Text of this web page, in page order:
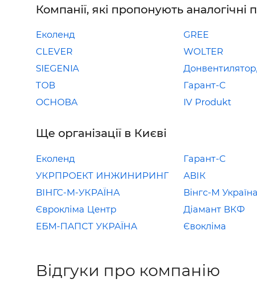
Компанії, які пропонують аналогічні
Еколенд
GREE
CLEVER
WOLTER
SIEGENIA
ТОВ
Гарант-С
ОСНОВА
IV Produkt
Ще організації в Києві
Еколенд
Гарант-С
УКРПРОЕКТ ИНЖИНИРИНГ
АВІК
ВІНГС-М-УКРАЇНА
Вінгс-М Україна
Єврокліма Центр
Діамант ВКФ
ЕБМ-ПАПСТ УКРАЇНА
Євокліма
Відгуки про компанію